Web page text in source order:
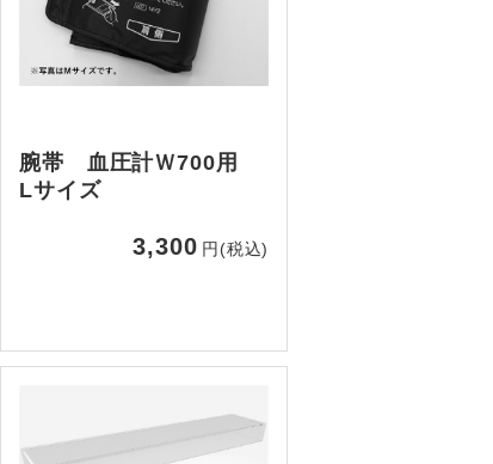
腕帯 血圧計Ｗ700用
Lサイズ
3,300 円(税込)